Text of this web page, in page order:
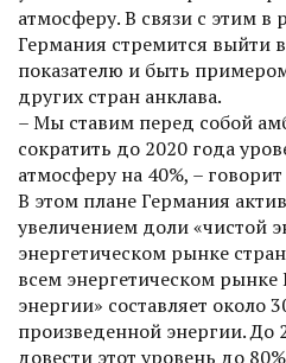
атмосферу. В связи с этим в
Германия стремится выйти
показателю и быть
других стран анклава.
– Мы ставим перед собой
сократить до 2020 года
атмосферу на 40%, –
В этом плане Германия
увеличением доли «чистой
энергетическом рынке
всем энергетическом
энергии» составляет около
произведенной энергии. До
довести этот уровень до